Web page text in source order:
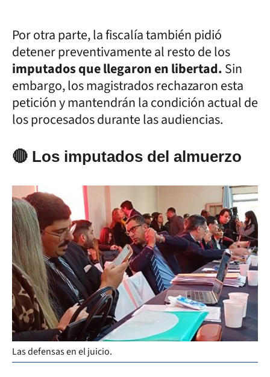
Por otra parte, la fiscalía también pidió
detener preventivamente al resto de los
imputados que llegaron en libertad.Sin
embargo, los magistrados rechazaron esta
petición y mantendrán la condición actual de
los procesados durante las audiencias.
🔴 Los imputados del almuerzo
Las defensas en el juicio.